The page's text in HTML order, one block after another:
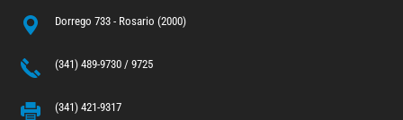
Dorrego 733 - Rosario (2000)
(341) 489-9730 / 9725
(341) 421-9317